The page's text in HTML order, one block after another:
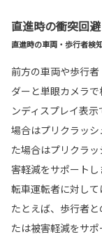
直進時の衝突回
直進時の車両・歩行者検
前方の車両や歩行
ダーと単眼カメラ
ンディスプレイ表
場合はプリクラッ
た場合はプリクラ
害軽減をサポート
転車運転者に対し
たとえば、歩行者
たは被害軽減をサ